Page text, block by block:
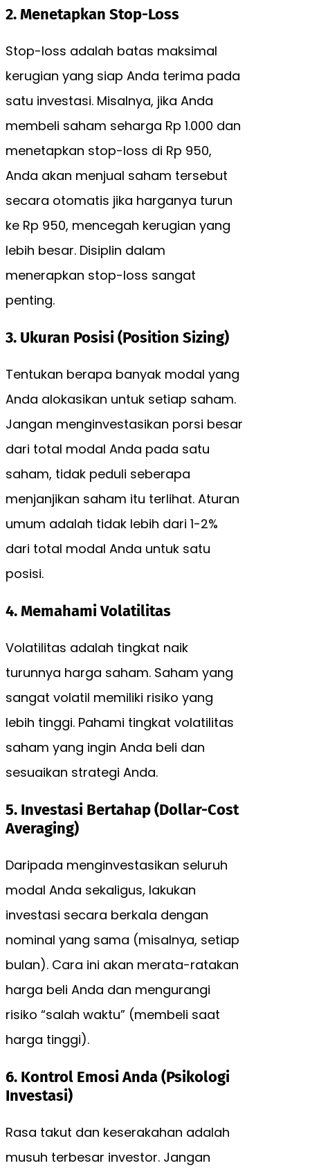
2. Menetapkan Stop-Loss
Stop-loss adalah batas maksimal
kerugian yang siap Anda terima pada
satu investasi. Misalnya, jika Anda
membeli saham seharga Rp 1.000 dan
menetapkan stop-loss di Rp 950,
Anda akan menjual saham tersebut
secara otomatis jika harganya turun
ke Rp 950, mencegah kerugian yang
lebih besar. Disiplin dalam
menerapkan stop-loss sangat
penting.
3. Ukuran Posisi (Position Sizing)
Tentukan berapa banyak modal yang
Anda alokasikan untuk setiap saham.
Jangan menginvestasikan porsi besar
dari total modal Anda pada satu
saham, tidak peduli seberapa
menjanjikan saham itu terlihat. Aturan
umum adalah tidak lebih dari 1-2%
dari total modal Anda untuk satu
posisi.
4. Memahami Volatilitas
Volatilitas adalah tingkat naik
turunnya harga saham. Saham yang
sangat volatil memiliki risiko yang
lebih tinggi. Pahami tingkat volatilitas
saham yang ingin Anda beli dan
sesuaikan strategi Anda.
5. Investasi Bertahap (Dollar-Cost
Averaging)
Daripada menginvestasikan seluruh
modal Anda sekaligus, lakukan
investasi secara berkala dengan
nominal yang sama (misalnya, setiap
bulan). Cara ini akan merata-ratakan
harga beli Anda dan mengurangi
risiko “salah waktu” (membeli saat
harga tinggi).
6. Kontrol Emosi Anda (Psikologi
Investasi)
Rasa takut dan keserakahan adalah
musuh terbesar investor. Jangan